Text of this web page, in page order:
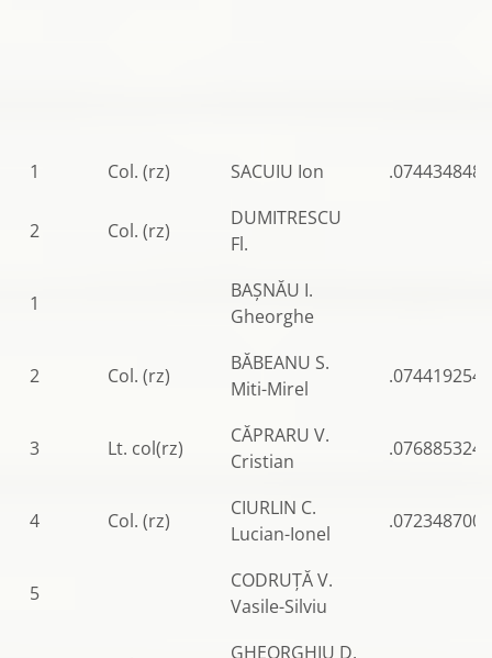
1 Col. (rz) SACUIU Ion
2 Col. (rz)
DUMITRESCU
Fl.
1
BAȘNĂU I.
Gheorghe
2 Col. (rz)
BĂBEANU S.
Miti-Mirel
.0744192545
3 Lt. col(rz)
CĂPRARU V.
Cristian
.0768853246
4 Col. (rz)
CIURLIN C.
Lucian-Ionel
.0723487005
5
CODRUȚĂ V.
Vasile-Silviu
GHEORGHIU D.